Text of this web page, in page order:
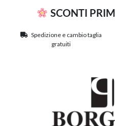
SCONTI
Spedizione e cambio taglia
gratuiti